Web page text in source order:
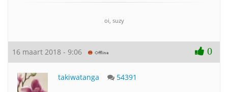
oi, suzy
16 maart 2018 - 9:06 0
takiwatanga 54391